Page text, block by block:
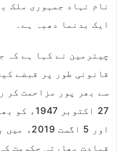
نام نہاد جمہوری ملک
ایک بدنما دھبہ ہے۔
چیئرمین نے کہا ہے کہ
سے بھر پور مزاحمت کر
27 اکتوبر
اور 5
قیادت بھارتی حکومت